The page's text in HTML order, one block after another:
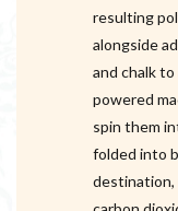
resulting
alongside
and chalk
powered
spin them
folded into
destination,